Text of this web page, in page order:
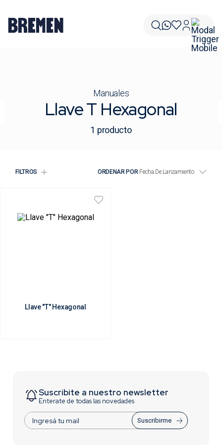
Manuales
Llave T Hexagonal
1 producto
FILTROS ORDENAR POR Fecha De Lanzamiento
Llave "T" Hexagonal
Suscribite a nuestro newsletter
Enterate de todas las novedades
Suscribirme